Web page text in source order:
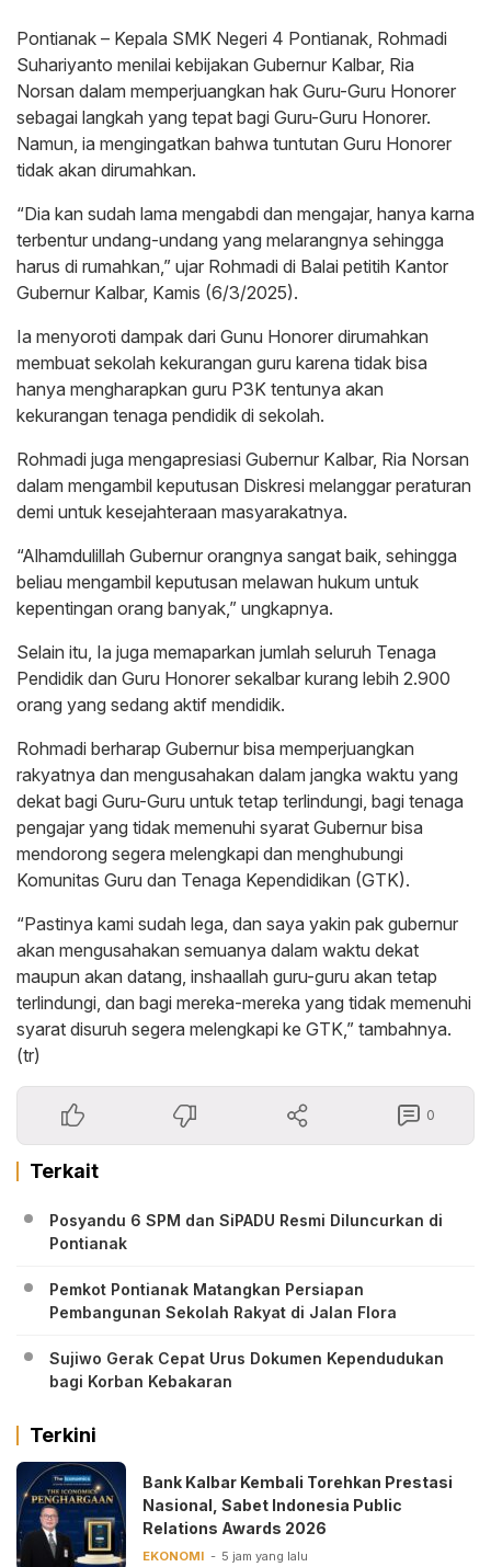
Pontianak – Kepala SMK Negeri 4 Pontianak, Rohmadi
Suhariyanto menilai kebijakan Gubernur Kalbar, Ria
Norsan dalam memperjuangkan hak Guru-Guru Honorer
sebagai langkah yang tepat bagi Guru-Guru Honorer.
Namun, ia mengingatkan bahwa tuntutan Guru Honorer
tidak akan dirumahkan.
“Dia kan sudah lama mengabdi dan mengajar, hanya karna
terbentur undang-undang yang melarangnya sehingga
harus di rumahkan,” ujar Rohmadi di Balai petitih Kantor
Gubernur Kalbar, Kamis (6/3/2025).
Ia menyoroti dampak dari Gunu Honorer dirumahkan
membuat sekolah kekurangan guru karena tidak bisa
hanya mengharapkan guru P3K tentunya akan
kekurangan tenaga pendidik di sekolah.
Rohmadi juga mengapresiasi Gubernur Kalbar, Ria Norsan
dalam mengambil keputusan Diskresi melanggar peraturan
demi untuk kesejahteraan masyarakatnya.
“Alhamdulillah Gubernur orangnya sangat baik, sehingga
beliau mengambil keputusan melawan hukum untuk
kepentingan orang banyak,” ungkapnya.
Selain itu, Ia juga memaparkan jumlah seluruh Tenaga
Pendidik dan Guru Honorer sekalbar kurang lebih 2.900
orang yang sedang aktif mendidik.
Rohmadi berharap Gubernur bisa memperjuangkan
rakyatnya dan mengusahakan dalam jangka waktu yang
dekat bagi Guru-Guru untuk tetap terlindungi, bagi tenaga
pengajar yang tidak memenuhi syarat Gubernur bisa
mendorong segera melengkapi dan menghubungi
Komunitas Guru dan Tenaga Kependidikan (GTK).
“Pastinya kami sudah lega, dan saya yakin pak gubernur
akan mengusahakan semuanya dalam waktu dekat
maupun akan datang, inshaallah guru-guru akan tetap
terlindungi, dan bagi mereka-mereka yang tidak memenuhi
syarat disuruh segera melengkapi ke GTK,” tambahnya.
(tr)
0
Terkait
Posyandu 6 SPM dan SiPADU Resmi Diluncurkan di
Pontianak
Pemkot Pontianak Matangkan Persiapan
Pembangunan Sekolah Rakyat di Jalan Flora
Sujiwo Gerak Cepat Urus Dokumen Kependudukan
bagi Korban Kebakaran
Terkini
Bank Kalbar Kembali Torehkan Prestasi
Nasional, Sabet Indonesia Public
Relations Awards 2026
EKONOMI 5 jam yang lalu